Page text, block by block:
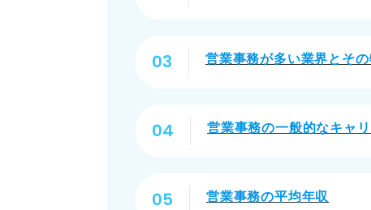
②営業事務に必要なスキル
営業事務の適性を見極めたら求
営業事務が多い業界とその
営業事務の一般的なキャ
営業事務の平均年収